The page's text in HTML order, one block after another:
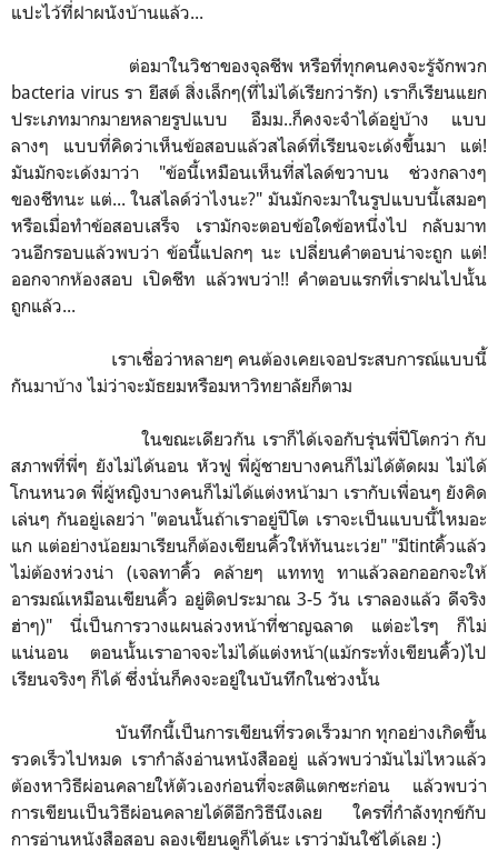
แปะไว้ที่ฝาผนังบ้านแล้ว...
ต่อมาในวิชาของจุลชีพ หรือที่ทุกคนคงจะรู้จักพวก
bacteria virus รา ยีสต์ สิ่งเล็กๆ(ที่ไม่ได้เรียกว่ารัก) เราก็เรียนแยก
ประเภทมากมายหลายรูปแบบ อืมม..ก็คงจะจำได้อยู่บ้าง แบบ
ลางๆ แบบที่คิดว่าเห็นข้อสอบแล้วสไลด์ที่เรียนจะเด้งขึ้นมา แต่!
มันมักจะเด้งมาว่า "ข้อนี้เหมือนเห็นที่สไลด์ขวาบน ช่วงกลางๆ
ของชีทนะ แต่... ในสไลด์ว่าไงนะ?" มันมักจะมาในรูปแบบนี้เสมอๆ
หรือเมื่อทำข้อสอบเสร็จ เรามักจะตอบข้อใดข้อหนึ่งไป กลับมาท
วนอีกรอบแล้วพบว่า ข้อนี้แปลกๆ นะ เปลี่ยนคำตอบน่าจะถูก แต่!
ออกจากห้องสอบ เปิดชีท แล้วพบว่า!! คำตอบแรกที่เราฝนไปนั้น
ถูกแล้ว...
เราเชื่อว่าหลายๆ คนต้องเคยเจอประสบการณ์แบบนี้
กันมาบ้าง ไม่ว่าจะมัธยมหรือมหาวิทยาลัยก็ตาม
ในขณะเดียวกัน เราก็ได้เจอกับรุ่นพี่ปีโตกว่า กับ
สภาพที่พี่ๆ ยังไม่ได้นอน หัวฟู พี่ผู้ชายบางคนก็ไม่ได้ตัดผม ไม่ได้
โกนหนวด พี่ผู้หญิงบางคนก็ไม่ได้แต่งหน้ามา เรากับเพื่อนๆ ยังคิด
เล่นๆ กันอยู่เลยว่า "ตอนนั้นถ้าเราอยู่ปีโต เราจะเป็นแบบนี้ไหมอะ
แก แต่อย่างน้อยมาเรียนก็ต้องเขียนคิ้วให้ทันนะเว่ย" "มีtintคิ้วแล้ว
ไม่ต้องห่วงน่า (เจลทาคิ้ว คล้ายๆ แทททู ทาแล้วลอกออกจะให้
อารมณ์เหมือนเขียนคิ้ว อยู่ติดประมาณ 3-5 วัน เราลองแล้ว ดีจริง
ฮ่าๆ)" นี่เป็นการวางแผนล่วงหน้าที่ชาญฉลาด แต่อะไรๆ ก็ไม่
แน่นอน ตอนนั้นเราอาจจะไม่ได้แต่งหน้า(แม้กระทั่งเขียนคิ้ว)ไป
เรียนจริงๆ ก็ได้ ซึ่งนั่นก็คงจะอยู่ในบันทึกในช่วงนั้น
บันทึกนี้เป็นการเขียนที่รวดเร็วมาก ทุกอย่างเกิดขึ้น
รวดเร็วไปหมด เรากำลังอ่านหนังสืออยู่ แล้วพบว่ามันไม่ไหวแล้ว
ต้องหาวิธีผ่อนคลายให้ตัวเองก่อนที่จะสติแตกซะก่อน แล้วพบว่า
การเขียนเป็นวิธีผ่อนคลายได้ดีอีกวิธีนึงเลย ใครที่กำลังทุกข์กับ
การอ่านหนังสือสอบ ลองเขียนดูก็ได้นะ เราว่ามันใช้ได้เลย :)